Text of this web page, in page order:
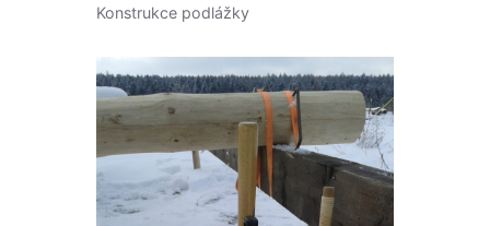
Konstrukce podlážky